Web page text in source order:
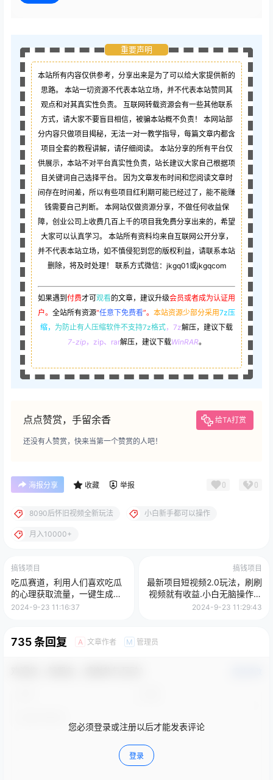
重要声明
本站所有内容仅供参考，分享出来是为了可以给大家提供新的
思路。 本站一切资源不代表本站立场，并不代表本站赞同其
观点和对其真实性负责。 互联网转载资源会有一些其他联系
方式，请大家不要盲目相信，被骗本站概不负责！ 本网站部
分内容只做项目揭秘，无法一对一教学指导，每篇文章内都含
项目全套的教程讲解，请仔细阅读。 本站分享的所有平台仅
供展示，本站不对平台真实性负责，站长建议大家自己根据项
目关键词自己选择平台。 因为文章发布时间和您阅读文章时
间存在时间差，所以有些项目红利期可能已经过了，能不能赚
钱需要自己判断。 本网站仅做资源分享，不做任何收益保
障，创业公司上收费几百上千的项目我免费分享出来的，希望
大家可以认真学习。 本站所有资料均来自互联网公开分享，
并不代表本站立场，如不慎侵犯到您的版权利益，请联系本站
删除，将及时处理！ 联系方式微信：jkgq01或jkgqcom
如果遇到付费才可观看的文章，建议升级会员或者成为认证用
户。 全站所有资源“任意下免费看”。 本站资源少部分采用7z压
缩， 为防止有人压缩软件不支持7z格式，7z解压，建议下载
7-zip，zip、rar解压，建议下载WinRAR。
点点赞赏，手留余香 给TA打赏
还没有人赞赏，快来当第一个赞赏的人吧！
海报分享 收藏 举报 0 0
8090后怀旧视频全新玩法 小白新手都可以操作
月入10000+
搞钱项目
吃瓜赛道，利用人们喜欢吃瓜
的心理获取流量，一键生成原
创作品，简单操作日入过千
2024-9-23 11:16:37
搞钱项目
最新项目短视频2.0玩法，刷刷
视频就有收益.小白无脑操作，
日入2000+
2024-9-23 11:29:43
735 条回复 A 文章作者 M 管理员
您必须登录或注册以后才能发表评论
登录